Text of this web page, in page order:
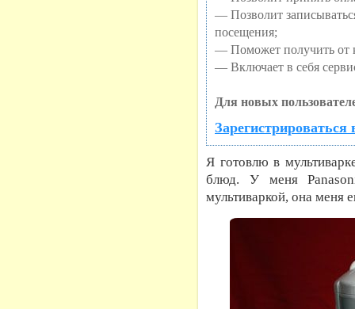
— Позволит
посещения;
— Поможет получить от
— Включает в себя
Для новых
Зарегистрироваться
Я готовлю в
блюд. У меня
мультиваркой, она меня